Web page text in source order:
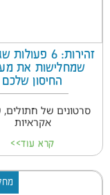
זהירות: 6
שמחלישות את
החיסון שלכם
סרטונים של חתולים,
אקראיות
קרא עוד>>